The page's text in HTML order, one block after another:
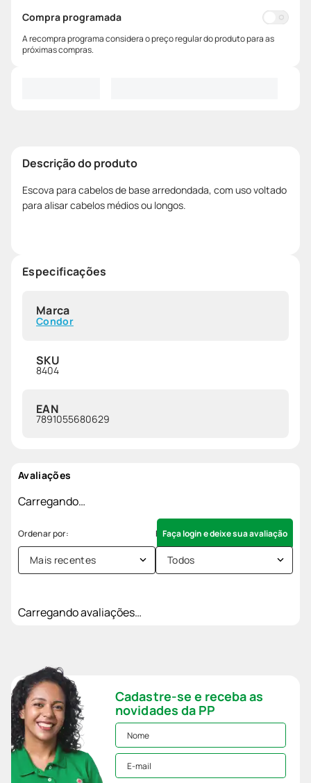
Compra programada
A recompra programa considera o preço regular do produto para as
próximas compras.
Descrição do produto
Escova para cabelos de base arredondada, com uso voltado
para alisar cabelos médios ou longos.
Especificações
Marca
Condor
SKU
8404
EAN
7891055680629
Avaliações
Carregando…
Faça login e deixe sua avaliação
Mais recentes Todos
Carregando avaliações…
Cadastre-se e receba as
novidades da PP